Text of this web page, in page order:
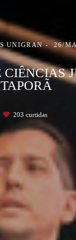
UNIGRAN 26/
CIÊNCIAS
203 curtidas